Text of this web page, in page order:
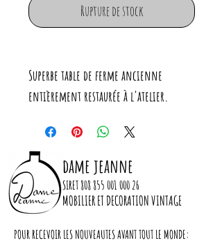
Rupture de stock
Superbe table de ferme ancienne
entièrement restaurée à l'atelier.
belle ligne et parfaite stabilité.
Elle a été poncée puis vernie mat.
dame jeanne
SIRET808 855 001 000 26
MOBILIER ET DECORATION VINTAGE
POUR RECEVOIR LES NOUVEAUTES AVANT TOUT LE MONDE: